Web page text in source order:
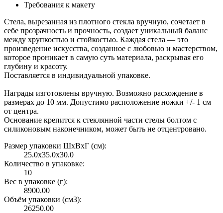
Требования к макету
Стела, вырезанная из плотного стекла вручную, сочетает в
себе прозрачность и прочность, создает уникальный баланс
между хрупкостью и стойкостью. Каждая стела — это
произведение искусства, созданное с любовью и мастерством,
которое проникает в самую суть материала, раскрывая его
глубину и красоту.
Поставляется в индивидуальной упаковке.
Награды изготовлены вручную. Возможно расхождение в
размерах до 10 мм. Допустимо расположение ножки +/- 1 см
от центра.
Основание крепится к стеклянной части стелы болтом с
силиконовым наконечником, может быть не отцентровано.
Размер упаковки ШxВxГ (см):
25.0x35.0x30.0
Количество в упаковке:
10
Вес в упаковке (г):
8900.00
Объём упаковки (см3):
26250.00